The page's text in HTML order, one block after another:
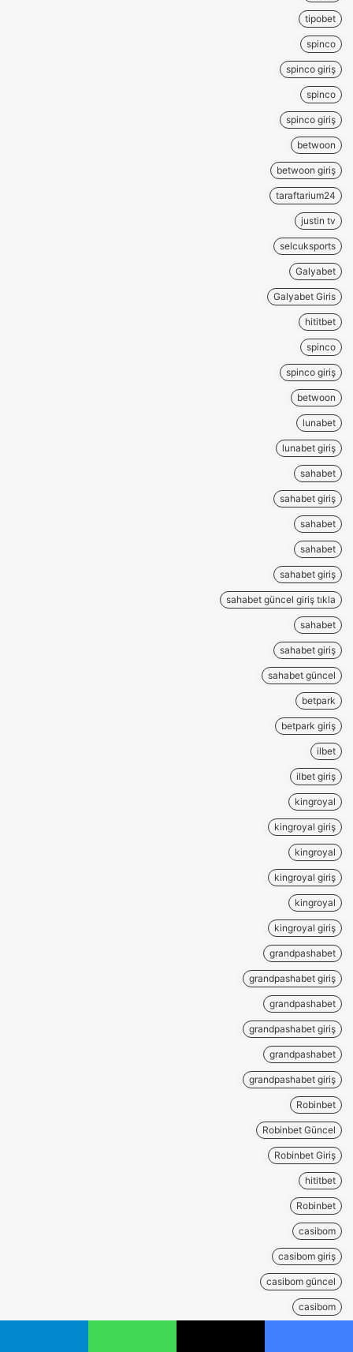
tipobet
spinco
spinco giriş
spinco
spinco giriş
betwoon
betwoon giriş
taraftarium24
justin tv
selcuksports
Galyabet
Galyabet Giris
hititbet
spinco
spinco giriş
betwoon
lunabet
lunabet giriş
sahabet
sahabet giriş
sahabet
sahabet
sahabet giriş
sahabet güncel giriş tıkla
sahabet
sahabet giriş
sahabet güncel
betpark
betpark giriş
ilbet
ilbet giriş
kingroyal
kingroyal giriş
kingroyal
kingroyal giriş
kingroyal
kingroyal giriş
grandpashabet
grandpashabet giriş
grandpashabet
grandpashabet giriş
grandpashabet
grandpashabet giriş
Robinbet
Robinbet Güncel
Robinbet Giriş
hititbet
Robinbet
casibom
casibom giriş
casibom güncel
casibom